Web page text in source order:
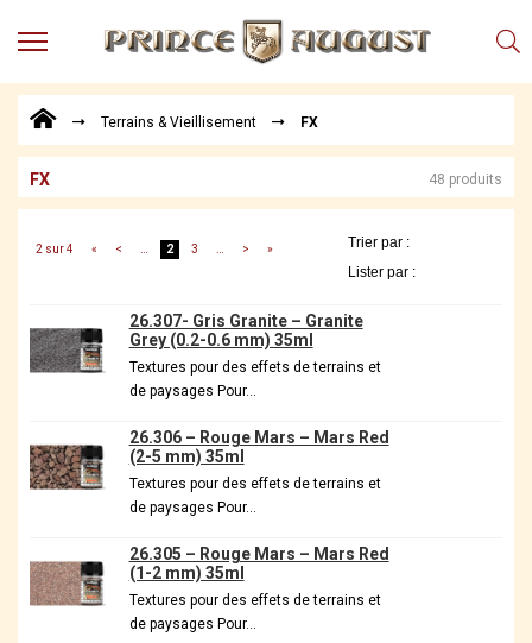
MENU
Points
de
Conseil
Techniques,
trucs et
astuces
Terrains & Vieillisement FX
FX 48 produits
2 sur 4 « < … 2 3 … > »
26.307- Gris Granite – Granite
Grey (0.2-0.6 mm) 35ml
Textures pour des effets de terrains et
de paysages Pour…
26.306 – Rouge Mars – Mars Red
(2-5 mm) 35ml
Textures pour des effets de terrains et
de paysages Pour…
26.305 – Rouge Mars – Mars Red
(1-2 mm) 35ml
Textures pour des effets de terrains et
de paysages Pour…